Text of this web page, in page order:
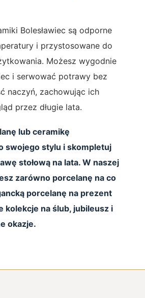
Bolesławiec są odporne
i przystosowane do
Możesz wygodnie
i serwować potrawy bez
naczyń, zachowując ich
przez długie lata.
lub ceramikę
swojego stylu i skompletuj
stołową na lata. W naszej
zarówno porcelanę na co
porcelanę na prezent
kolekcje na ślub, jubileusz i
okazje.